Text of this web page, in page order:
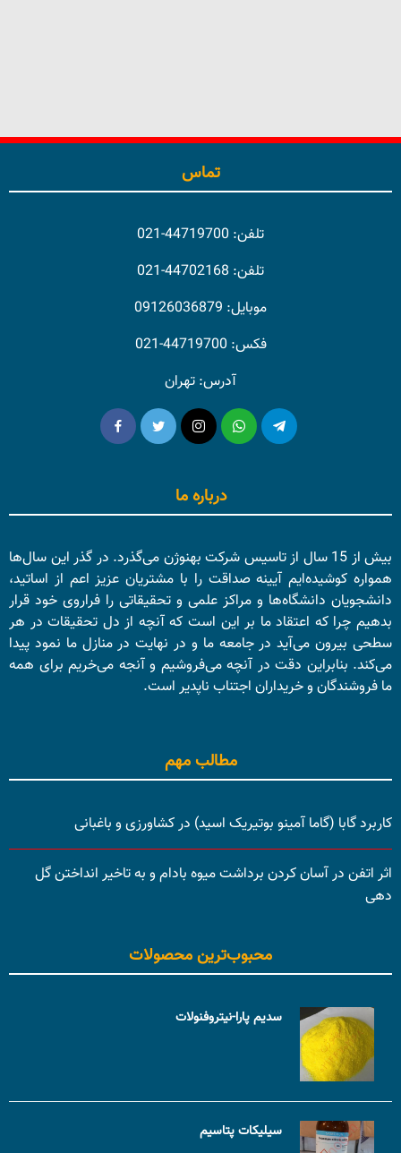
تماس
تلفن: 44719700-021
تلفن: 44702168-021
موبایل: 09126036879
فکس: 44719700-021
آدرس: تهران
درباره ما
بیش از 15 سال از تاسیس شرکت بهنوژن می‌گذرد. در گذر این سال‌ها
همواره کوشیده‌ایم آیینه صداقت را با مشتریان عزیز اعم از اساتید،
دانشجویان دانشگاه‌ها و مراکز علمی و تحقیقاتی را فراروی خود قرار
بدهیم چرا که اعتقاد ما بر این است که آنچه از دل تحقیقات در هر
سطحی بیرون می‌آید در جامعه ما و در نهایت در منازل ما نمود پیدا
می‌کند. بنابراین دقت در آنچه می‌فروشیم و آنجه می‌خریم برای همه
ما فروشندگان و خریداران اجتناب ناپدیر است.
مطالب مهم
کاربرد گابا (گاما آمینو بوتیریک اسید) در کشاورزی و باغبانی
اثر اتفن در آسان کردن برداشت میوه بادام و به تاخیر انداختن گل
دهی
محبوب‌ترین محصولات
سدیم پارا-نیتروفنولات
سیلیکات پتاسیم